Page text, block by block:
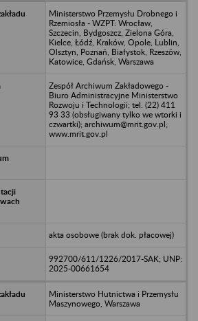
Ministerstwo Przemysłu Drobnego i
Rzemiosła - WZPT: Wrocław,
Szczecin, Bydgoszcz, Zielona Góra,
Kielce, Łódź, Kraków, Opole, Lublin,
Olsztyn, Poznań, Białystok, Rzeszów,
Katowice, Gdańsk, Warszawa
Zespół Archiwum Zakładowego -
Biuro Administracyjne Ministerstwo
Rozwoju i Technologii; tel. (22) 411
93 33 (obsługiwany tylko we wtorki i
czwartki); archiwum@mrit.gov.pl;
www.mrit.gov.pl
akta osobowe (brak dok. płacowej)
992700/611/1226/2017-SAK; UNP:
2025-00661654
Ministerstwo Hutnictwa i Przemysłu
Maszynowego, Warszawa